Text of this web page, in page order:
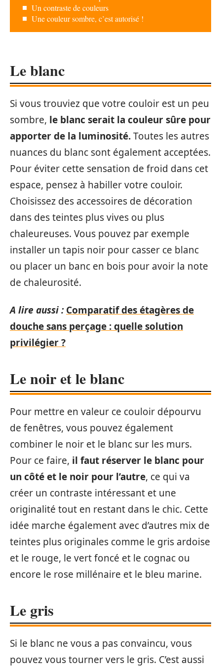
Un contraste de couleurs
Une couleur sombre, c’est autorisé !
Le blanc
Si vous trouviez que votre couloir est un peu
sombre, le blanc serait la couleur sûre pour
apporter de la luminosité.Toutes les autres
nuances du blanc sont également acceptées.
Pour éviter cette sensation de froid dans cet
espace, pensez à habiller votre couloir.
Choisissez des accessoires de décoration
dans des teintes plus vives ou plus
chaleureuses. Vous pouvez par exemple
installer un tapis noir pour casser ce blanc
ou placer un banc en bois pour avoir la note
de chaleurosité.
A lire aussi : Comparatif des étagères de
douche sans perçage : quelle solution
privilégier ?
Le noir et le blanc
Pour mettre en valeur ce couloir dépourvu
de fenêtres, vous pouvez également
combiner le noir et le blanc sur les murs.
Pour ce faire, il faut réserver le blanc pour
un côté et le noir pour l’autre, ce qui va
créer un contraste intéressant et une
originalité tout en restant dans le chic. Cette
idée marche également avec d’autres mix de
teintes plus originales comme le gris ardoise
et le rouge, le vert foncé et le cognac ou
encore le rose millénaire et le bleu marine.
Le gris
Si le blanc ne vous a pas convaincu, vous
pouvez vous tourner vers le gris. C’est aussi